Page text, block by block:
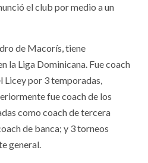
el club por medio a un
de Macorís, tiene
la Liga Dominicana. Fue coach
Licey por 3 temporadas,
fue coach de los
como coach de tercera
de banca; y 3 torneos
general.